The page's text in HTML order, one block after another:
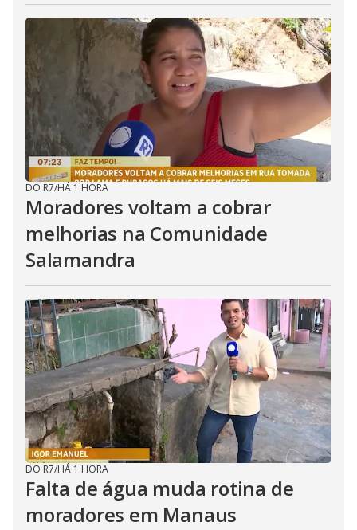
DO R7/HÁ 1 HORA
Moradores voltam a cobrar
melhorias na Comunidade
Salamandra
DO R7/HÁ 1 HORA
Falta de água muda rotina de
moradores em Manaus